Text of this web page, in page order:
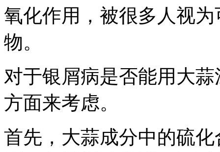
氧化作用，被很多人视
物。
对于银屑病是否能用大
方面来考虑。
首先，大蒜成分中的硫